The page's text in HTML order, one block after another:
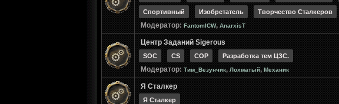
Спортивный Изобретатель Творчество Сталкеров
Модератор: FantomICW, AnarxisT
Центр Заданий Sigerous
SOC CS COP Разработка тем ЦЗС.
Модератор: Тим_Везунчик, Лохматый, Механик
Я Сталкер
Я Сталкер